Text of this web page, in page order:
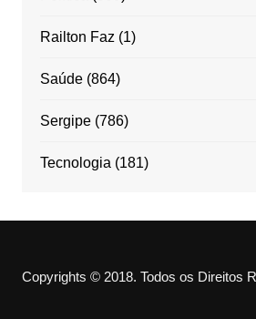
Railton Faz (1)
Saúde(864)
Sergipe(786)
Tecnologia (181)
Copyrights © 2018. Todos os Direitos